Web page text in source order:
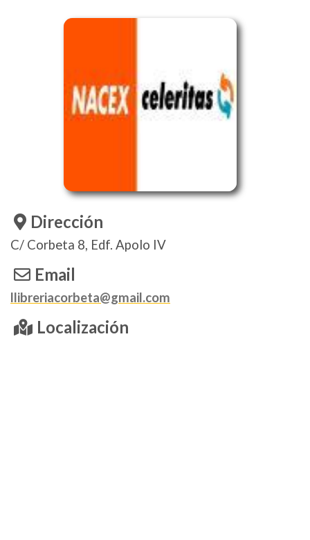
Dirección
C/ Corbeta 8, Edf. Apolo IV
Email
llibreriacorbeta@gmail.com
Localización